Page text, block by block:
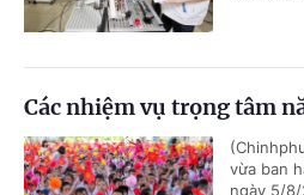
Các nhiệm vụ trọng tâm
vừa ban
ngày 5/